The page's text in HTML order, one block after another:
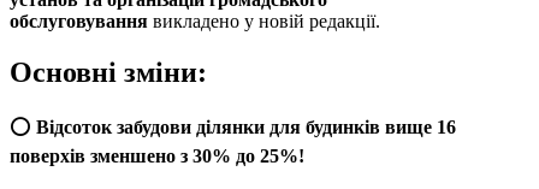
обслуговування викладено у новій редакції.
Основні зміни:
⭕ Відсоток забудови ділянки для будинків вище 16
поверхів зменшено з 30% до 25%!